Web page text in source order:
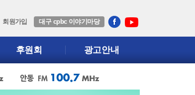
회원가입 대구 cpbc 이야기마당
후원회 광고안내